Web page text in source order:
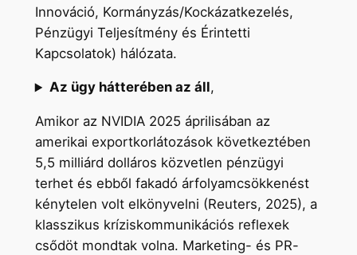
Innováció, Kormányzás/Kockázatkezelés,
Pénzügyi Teljesítmény és Érintetti
Kapcsolatok) hálózata.
Az ügy hátterében az áll,
Amikor az NVIDIA 2025 áprilisában az
amerikai exportkorlátozások következtében
5,5 milliárd dolláros közvetlen pénzügyi
terhet és ebből fakadó árfolyamcsökkenést
kénytelen volt elkönyvelni (Reuters, 2025), a
klasszikus kríziskommunikációs reflexek
csődöt mondtak volna. Marketing- és PR-